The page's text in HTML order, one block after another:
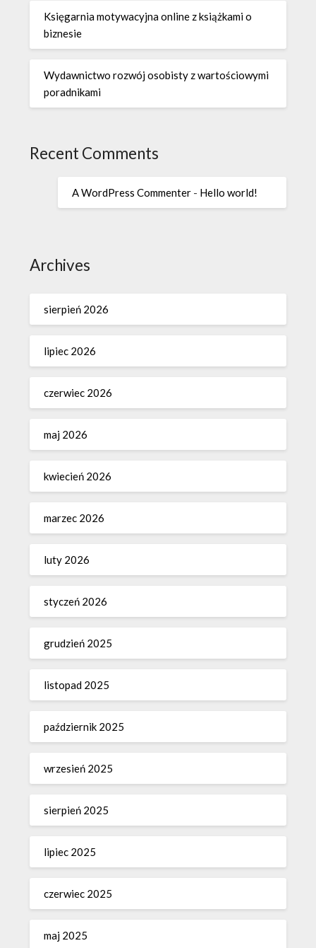
Księgarnia motywacyjna online z książkami o
biznesie
Wydawnictwo rozwój osobisty z wartościowymi
poradnikami
Recent Comments
A WordPress Commenter - Hello world!
Archives
sierpień 2026
lipiec 2026
czerwiec 2026
maj 2026
kwiecień 2026
marzec 2026
luty 2026
styczeń 2026
grudzień 2025
listopad 2025
październik 2025
wrzesień 2025
sierpień 2025
lipiec 2025
czerwiec 2025
maj 2025